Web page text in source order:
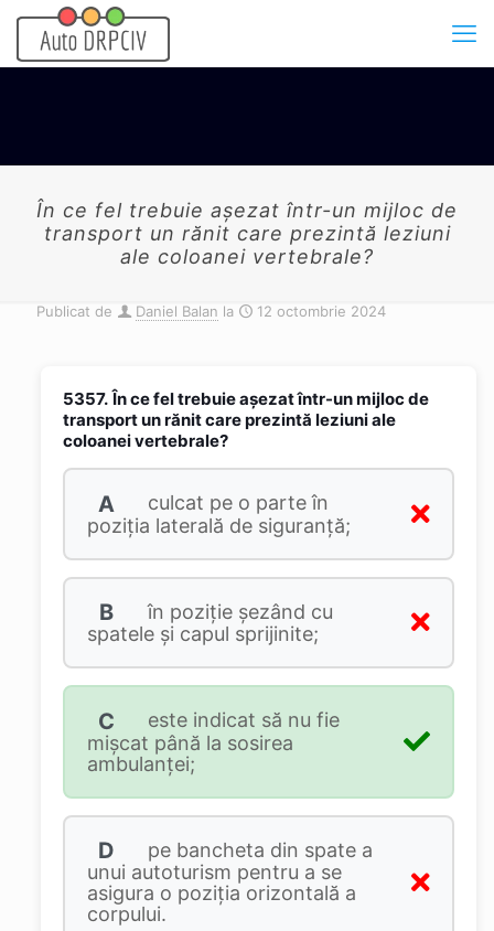
În ce fel trebuie aşezat într-un mijloc de
transport un rănit care prezintă leziuni
ale coloanei vertebrale?
Publicat de Daniel Balan la 12 octombrie 2024
5357. În ce fel trebuie aşezat într-un mijloc de
transport un rănit care prezintă leziuni ale
coloanei vertebrale?
A
culcat pe o parte în
poziția laterală de siguranță;
B
în poziţie şezând cu
spatele și capul sprijinite;
C
este indicat să nu fie
mişcat până la sosirea
ambulanței;
D
pe bancheta din spate a
unui autoturism pentru a se
asigura o poziţia orizontală a
corpului.